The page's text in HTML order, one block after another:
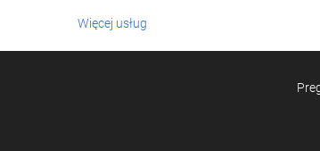
Posiłki i napoje
Restauracja à la carte
Więcej usług